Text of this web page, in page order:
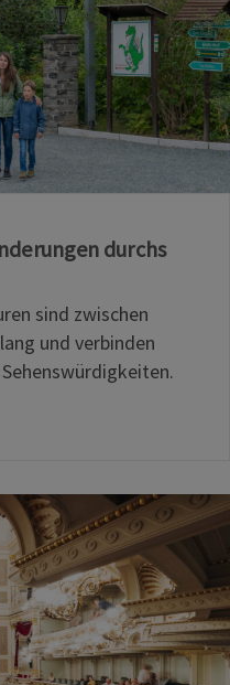
durchs
sind zwischen
und verbinden